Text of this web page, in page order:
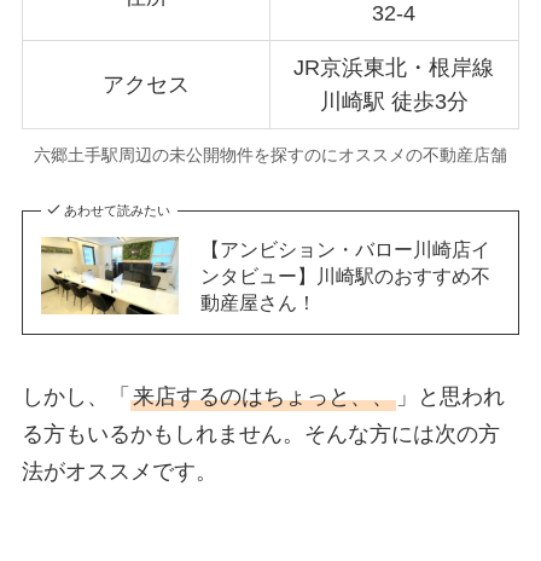
32-4
アクセス
JR京浜東北・根岸線
川崎駅 徒歩3分
六郷土手駅周辺の未公開物件を探すのにオススメの不動産店舗
あわせて読みたい
【アンビション・バロー川崎店イ
ンタビュー】川崎駅のおすすめ不
動産屋さん！
しかし、「 来店するのはちょっと、、」と思われ
る方もいるかもしれません。そんな方には次の方
法がオススメです。